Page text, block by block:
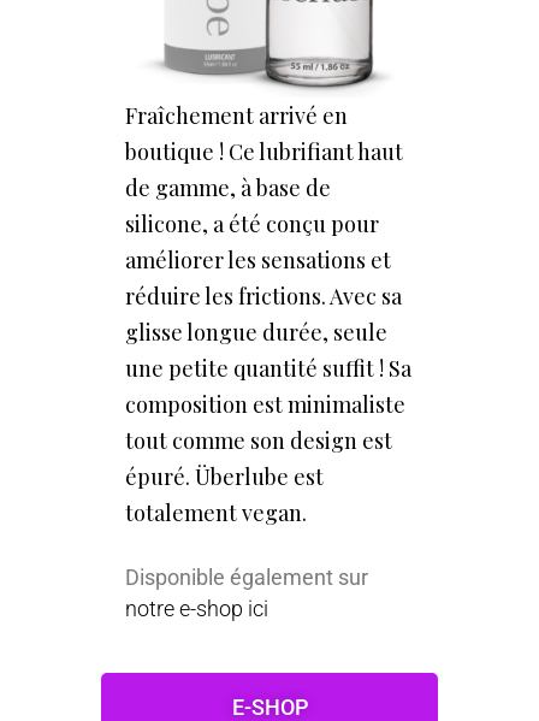
Fraîchement arrivé en
boutique ! Ce lubrifiant haut
de gamme, à base de
silicone, a été conçu pour
améliorer les sensations et
réduire les frictions. Avec sa
glisse longue durée, seule
une petite quantité suffit ! Sa
composition est minimaliste
tout comme son design est
épuré. Überlube est
totalement vegan.
Disponible également sur
notre e-shop ici
E-SHOP